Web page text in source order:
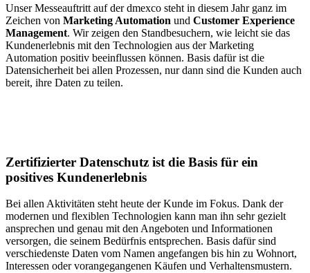
Unser Messeauftritt auf der dmexco steht in diesem Jahr ganz im
Zeichen von Marketing Automation und Customer Experience
Management. Wir zeigen den Standbesuchern, wie leicht sie das
Kundenerlebnis mit den Technologien aus der Marketing
Automation positiv beeinflussen können. Basis dafür ist die
Datensicherheit bei allen Prozessen, nur dann sind die Kunden auch
bereit, ihre Daten zu teilen.
Zertifizierter Datenschutz ist die Basis für ein
positives Kundenerlebnis
Bei allen Aktivitäten steht heute der Kunde im Fokus. Dank der
modernen und flexiblen Technologien kann man ihn sehr gezielt
ansprechen und genau mit den Angeboten und Informationen
versorgen, die seinem Bedürfnis entsprechen. Basis dafür sind
verschiedenste Daten vom Namen angefangen bis hin zu Wohnort,
Interessen oder vorangegangenen Käufen und Verhaltensmustern.